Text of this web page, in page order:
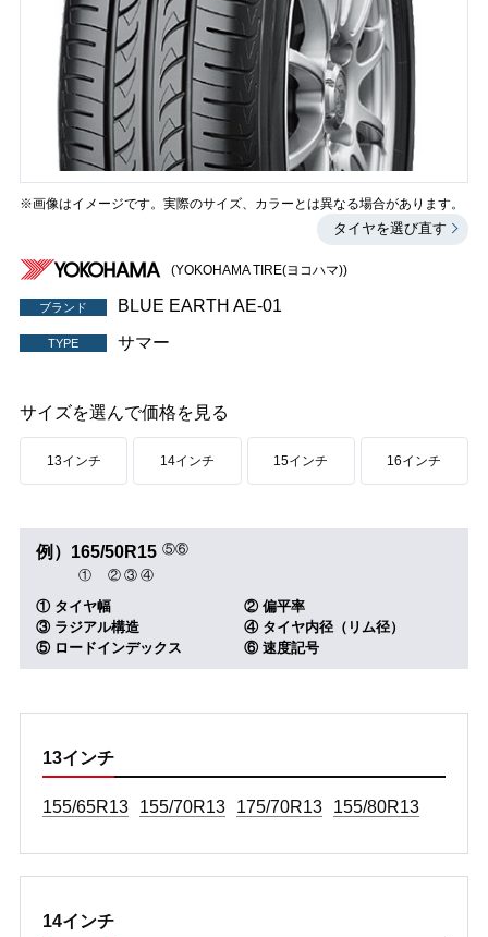
※画像はイメージです。実際のサイズ、カラーとは異なる場合があります。
タイヤを選び直す
(YOKOHAMA TIRE(ヨコハマ))
ブランド BLUE EARTH AE-01
TYPE サマー
サイズを選んで価格を見る
13インチ 14インチ 15インチ 16インチ
例） 165
①
/50
②
R
③
15
④
⑤⑥
① タイヤ幅
② 偏平率
③ ラジアル構造
④ タイヤ内径（リム径）
⑤ ロードインデックス
⑥ 速度記号
13インチ
155/65R13 155/70R13 175/70R13 155/80R13
14インチ